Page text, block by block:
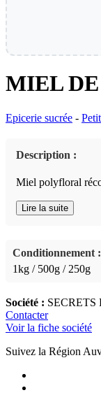
MIEL
Epicerie sucrée -
Description :
Miel polyfloral
Lire la suite
Conditionnement :
1kg / 500g / 250g
Société : SECRETS
Contacter
Voir la fiche société
Suivez la Région